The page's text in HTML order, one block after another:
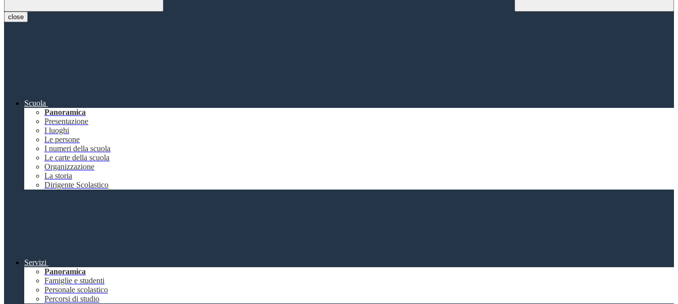
close
Scuola
Panoramica
Presentazione
I luoghi
Le persone
I numeri della scuola
Le carte della scuola
Organizzazione
La storia
Dirigente Scolastico
Servizi
Panoramica
Famiglie e studenti
Personale scolastico
Percorsi di studio